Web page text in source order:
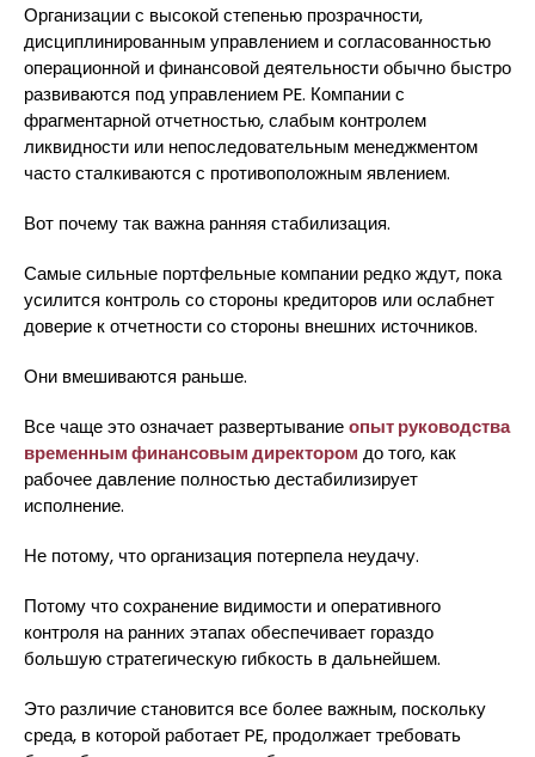
Организации с высокой степенью прозрачности,
дисциплинированным управлением и согласованностью
операционной и финансовой деятельности обычно быстро
развиваются под управлением PE. Компании с
фрагментарной отчетностью, слабым контролем
ликвидности или непоследовательным менеджментом
часто сталкиваются с противоположным явлением.
Вот почему так важна ранняя стабилизация.
Самые сильные портфельные компании редко ждут, пока
усилится контроль со стороны кредиторов или ослабнет
доверие к отчетности со стороны внешних источников.
Они вмешиваются раньше.
Все чаще это означает развертываниеопыт руководства
временным финансовым директором до того, как
рабочее давление полностью дестабилизирует
исполнение.
Не потому, что организация потерпела неудачу.
Потому что сохранение видимости и оперативного
контроля на ранних этапах обеспечивает гораздо
большую стратегическую гибкость в дальнейшем.
Это различие становится все более важным, поскольку
среда, в которой работает PE, продолжает требовать